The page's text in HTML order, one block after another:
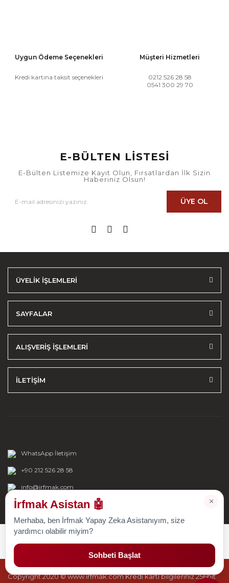
Uygun Ödeme Seçenekleri
Kredi kartına taksit seçenekleri
Müşteri Hizmetleri
0212 526 28 58
0541 300 29 70
E-BÜLTEN LİSTESİ
E-Bülten Listemize Kayıt Olun, Fırsatlardan İlk Sizin
Haberiniz Olsun!
ÜYE OL
ÜYELİK İŞLEMLERİ
SAYFALAR
ALIŞVERİŞ İŞLEMLERİ
İLETİŞİM
WhatsApp İletişim
+90 212 526 28 58
info@irfmak.com
Copyright 2020 © www.irfmak.com Kredi kartı bilgileriniz 256bit
×
İrfmak Asistan 🤖
Merhaba, ben İrfmak Yapay Zeka Asistanıyım, size
yardımcı olabilir miyim?
Sohbeti Başlat